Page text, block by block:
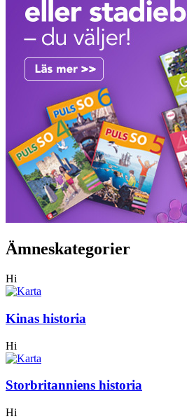
Ämneskategorier
Hi
Kinas historia
Hi
Storbritanniens historia
Hi